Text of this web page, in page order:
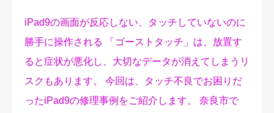
iPad9の画面が反応しない、タッチしていないのに
勝手に操作される 「ゴーストタッチ」は、放置す
ると症状が悪化し、大切なデータが消えてしまうリ
スクもあります。 今回は、タッチ不良でお困りだ
ったiPad9の修理事例をご紹介します。 奈良市で